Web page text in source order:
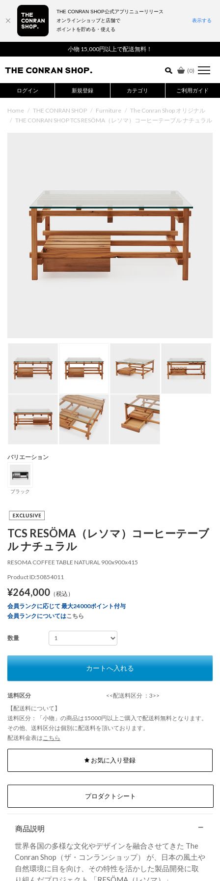
小物 15,000円以上で配送無料！
(0)
ログイン 新規登録 カテゴリ ご利用ガイド
詳細検索はこちら
Home / THE CONRAN SHOP / Furniture / The Conran Shop オリジナル
/ THE CONRAN SHOP TCS RESÖMA（レソマ）コーヒーテーブル ナチュラル
バリエーション
ブラック
TCS RESÖMA（レソマ）コーヒーテーブ
ル ナチュラル
RESOMA COFFEE TABLE NATURAL 900x900x415
Product ID:50854011
¥264,000 （税込）
会員ランクに応じて 最大24000ポイント付与
会員ランクについてはこちら
数量
カートへ入れる
送料区分
<<配送料区分 ：3>>
【配送料について】
送料区分：「小物」の商品は15000円以上ご購入で配送料無料となります。
その他、送料区分は個別に配送料を頂いております。
配送料金表は こちら
お気に入り登録
プロダクトシート
商品説明
世界各国の多様な文化やデザインを融合させてきた The
Conran Shop（ザ・コンランショップ） が、日本の風土や
自然環境に目を向け、その特性を活かした製品開発に取
THE CONRAN SHOP公式アプリニューリリース
オンラインショップと店舗で
ポイントを貯める・使える
表示する